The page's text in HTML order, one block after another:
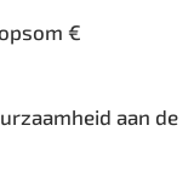
€
aan de